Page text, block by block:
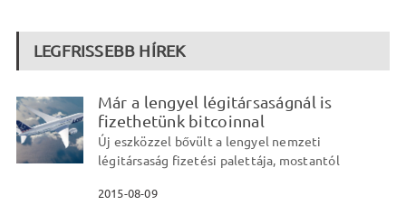
LEGFRISSEBB HÍREK
Már a lengyel légitársaságnál is
fizethetünk bitcoinnal
Új eszközzel bővült a lengyel nemzeti
légitársaság fizetési palettája, mostantól
2015-08-09